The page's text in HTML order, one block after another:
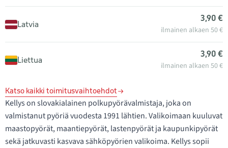
Latvia
3,90 €
ilmainen alkaen 50 €
Liettua
3,90 €
ilmainen alkaen 50 €
Katso kaikki toimitusvaihtoehdot
Kellys on slovakialainen polkupyörävalmistaja, joka on
valmistanut pyöriä vuodesta 1991 lähtien. Valikoimaan kuuluvat
maastopyörät, maantiepyörät, lastenpyörät ja kaupunkipyörät
sekä jatkuvasti kasvava sähköpyörien valikoima. Kellys sopii